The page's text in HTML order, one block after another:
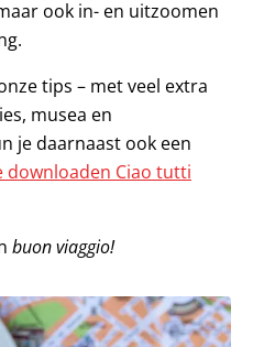
ook in- en uitzoomen
tips – met veel extra
musea en
je daarnaast ook een
downloaden Ciao tutti
buon viaggio!